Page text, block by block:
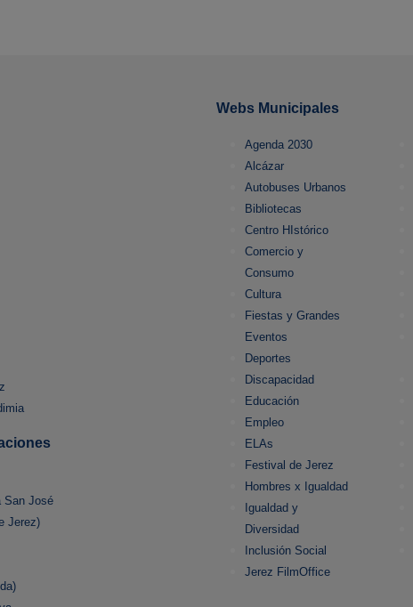
San José
Jerez)
Webs Municipales
Agenda 2030
Alcázar
Autobuses Urbanos
Bibliotecas
Centro HIstórico
Comercio y
Consumo
Cultura
Fiestas y Grandes
Eventos
Deportes
Discapacidad
Educación
Empleo
ELAs
Festival de Jerez
Hombres x Igualdad
Igualdad y
Diversidad
Inclusión Social
Jerez FilmOffice